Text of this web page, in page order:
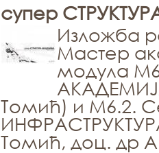
супер
Изложба
Мастер
модула
Томић) и М6.2.
Томић, доц. др